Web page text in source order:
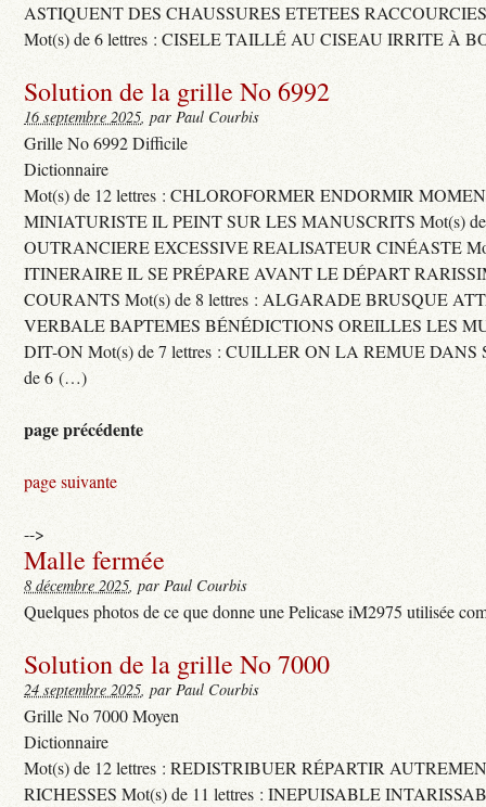
ASTIQUENT DES CHAUSSURES ETETEES
Mot(s) de 6 lettres : CISELE TAILLÉ AU CISEAU IRRITE À
Solution de la grille No 6992
16 septembre 2025, par Paul Courbis
Grille No 6992 Difficile
Dictionnaire
Mot(s) de 12 lettres : CHLOROFORMER ENDORMIR
MINIATURISTE IL PEINT SUR LES MANUSCRITS Mot(s) de
OUTRANCIERE EXCESSIVE REALISATEUR CINÉASTE
ITINERAIRE IL SE PRÉPARE AVANT LE DÉPART
COURANTS Mot(s) de 8 lettres : ALGARADE BRUSQUE
VERBALE BAPTEMES BÉNÉDICTIONS OREILLES LES
DIT-ON Mot(s) de 7 lettres : CUILLER ON LA REMUE DANS
de 6 (…)
page précédente
page suivante
-->
Malle fermée
8 décembre 2025, par Paul Courbis
Quelques photos de ce que donne une Pelicase iM2975 utilisée
Solution de la grille No 7000
24 septembre 2025, par Paul Courbis
Grille No 7000 Moyen
Dictionnaire
Mot(s) de 12 lettres : REDISTRIBUER RÉPARTIR
RICHESSES Mot(s) de 11 lettres : INEPUISABLE